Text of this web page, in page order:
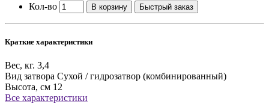
Кол-во В корзину Быстрый заказ
Краткие характеристики
Вес, кг. 3,4
Вид затвора Сухой / гидрозатвор (комбинированный)
Высота, см 12
Все характеристики